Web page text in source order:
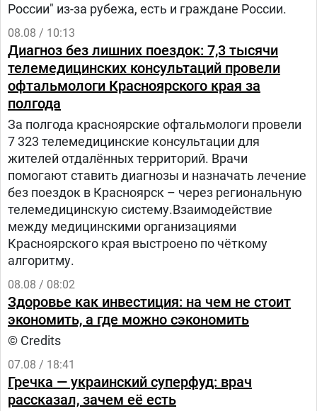
России" из-за рубежа, есть и граждане России.
08.08 / 10:13
Диагноз без лишних поездок: 7,3 тысячи
телемедицинских консультаций провели
офтальмологи Красноярского края за
полгода
За полгода красноярские офтальмологи провели
7 323 телемедицинские консультации для
жителей отдалённых территорий. Врачи
помогают ставить диагнозы и назначать лечение
без поездок в Красноярск – через региональную
телемедицинскую систему.Взаимодействие
между медицинскими организациями
Красноярского края выстроено по чёткому
алгоритму.
08.08 / 08:02
Здоровье как инвестиция: на чем не стоит
экономить, а где можно сэкономить
© Credits
07.08 / 18:41
Гречка — украинский суперфуд: врач
рассказал, зачем её есть